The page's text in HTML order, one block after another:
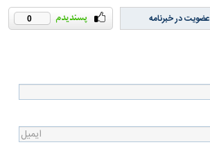
0 عضویت در خبرنامه